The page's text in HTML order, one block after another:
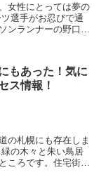
女性にとっては夢の
ンランナーの野口み
もあった！気に
ス情報！
の札幌にも存在しま
ころです。住宅街と